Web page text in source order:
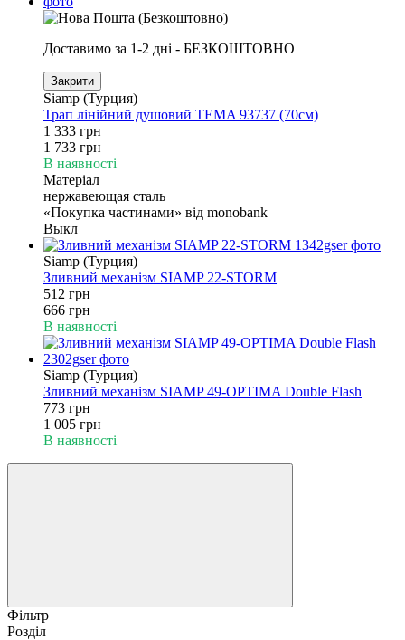
Доставимо за 1-2 дні - БЕЗКОШТОВНО
Закрити
Siamp (Турция)
Трап лінійний душовий TEMA 93737 (70см)
1 333 грн
1 733 грн
В наявності
Матеріал
нержавеющая сталь
«Покупка частинами» від monobank
Выкл
Siamp (Турция)
Зливний механізм SIAMP 22-STORM
512 грн
666 грн
В наявності
Siamp (Турция)
Зливний механізм SIAMP 49-OPTIMA Double Flash
773 грн
1 005 грн
В наявності
Фільтр
Розділ